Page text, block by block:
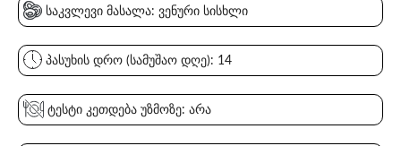
საკვლევი მასალა: ვენური სისხლი
პასუხის დრო (სამუშაო დღე): 14
ტესტი კეთდება უზმოზე: არა